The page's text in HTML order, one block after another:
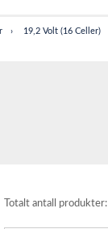
19,2 Volt (16 Celler)
Totalt antall produkter: